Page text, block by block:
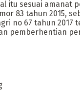
itu sesuai amanat
83 tahun 2015,
no 67 tahun 2017
pemberhentian